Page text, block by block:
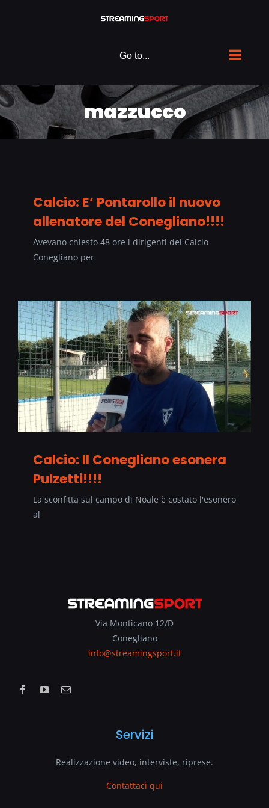
Go to...
mazzucco
Calcio: E’ Pontarollo il nuovo
allenatore del Conegliano!!!!
Avevano chiesto 48 ore i dirigenti del Calcio
Conegliano per
Calcio: Il Conegliano esonera
Pulzetti!!!!
La sconfitta sul campo di Noale è costato l'esonero
al
Via Monticano 12/D
Conegliano
info@streamingsport.it
Servizi
Realizzazione video, interviste, riprese.
Contattaci qui